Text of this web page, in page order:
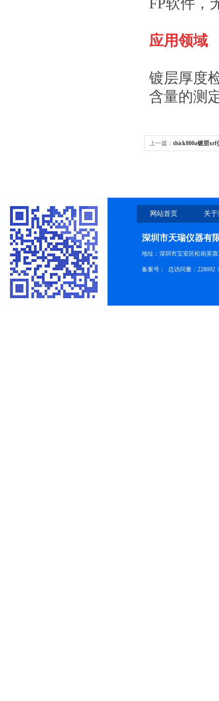
FP软件，
应用领域
镀层厚度
含量的测
上一篇： thick800a镀层xrf
网站首页 关
深圳市天瑞仪器有
地址：深圳市宝安区松岗芙
备案号： 总访问量：228692